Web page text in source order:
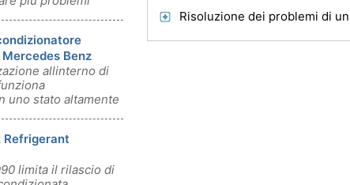
Benz
allinterno di
uno stato altamente
Refrigerant
limita il rilascio di